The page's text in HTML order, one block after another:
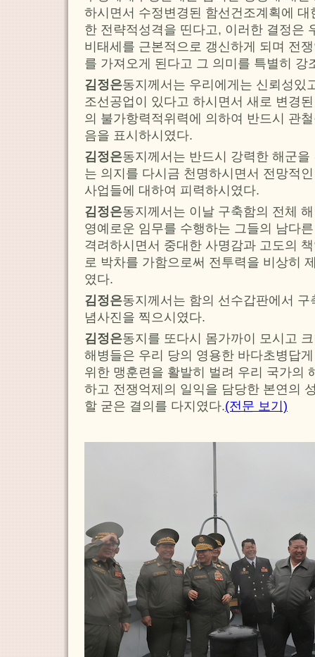
하시면서 수정변경된 함선건조계획에
한 전략적성격을 띤다고, 이러한 결정은
비태세를 근본적으로 갱신하게 되며 전
를 가져오게 된다고 그 의미를 특별히 강
김정은동지께서는 우리에게는 신뢰성있
조선공업이 있다고 하시면서 새로 변경
의 불가항력적위력에 의하여 반드시 관
음을 표시하시였다.
김정은동지께서는 반드시 강력한 해군
는 의지를 다시금 천명하시면서 전망적
사업들에 대하여 피력하시였다.
김정은동지께서는 이날 구축함의 전체
영예로운 임무를 수행하는 그들의 남다
격려하시면서 중대한 사명감과 고도의
로 박차를 가함으로써 전투력을 비상히
였다.
김정은동지께서는 함의 선수갑판에서
념사진을 찍으시였다.
김정은동지를 또다시 몸가까이 모시고
해병들은 우리 당의 영용한 바다초병답
위한 맹훈련을 활발히 벌려 우리 국가의
하고 전쟁억제의 일익을 담당한 본연의
할 굳은 결의를 다지였다.(전문 보기)